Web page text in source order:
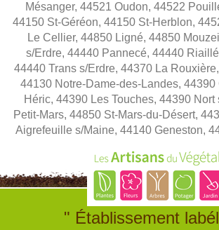
Mésanger, 44521 Oudon, 44522
44150 St-Géréon, 44150 St-Herblon,
Le Cellier, 44850 Ligné, 44850
s/Erdre, 44440 Pannecé, 44440
44440 Trans s/Erdre, 44370 La
44130 Notre-Dame-des-Landes,
Héric, 44390 Les Touches, 44390 Nort
Petit-Mars, 44850 St-Mars-du-Désert,
Aigrefeuille s/Maine, 44140 Geneston,
" Établissement